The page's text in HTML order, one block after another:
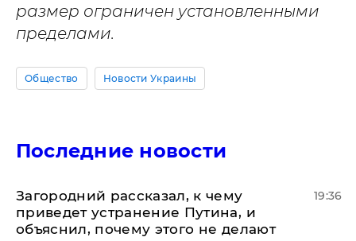
размер ограничен установленными
пределами.
Общество Новости Украины
Последние новости
Загородний рассказал, к чему
приведет устранение Путина, и
объяснил, почему этого не делают
19:36